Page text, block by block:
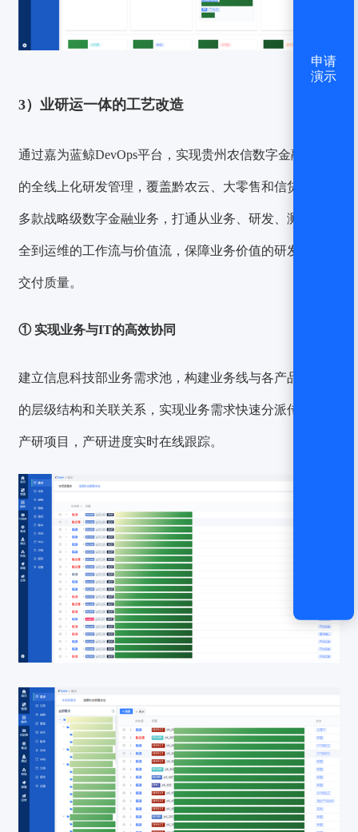
3）业研运一体的工艺改造
通过嘉为蓝鲸DevOps平台，实现贵州农信数字金融业务
的全线上化研发管理，覆盖黔农云、大零售和信贷核算等
多款战略级数字金融业务，打通从业务、研发、测试、安
全到运维的工作流与价值流，保障业务价值的研发效能与
交付质量。
① 实现业务与IT的高效协同
建立信息科技部业务需求池，构建业务线与各产品线之间
的层级结构和关联关系，实现业务需求快速分派传达至各
产研项目，产研进度实时在线跟踪。
申请
演示